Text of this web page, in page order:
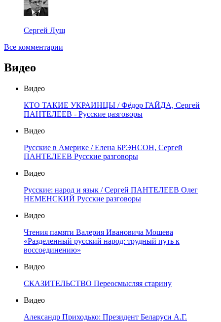
Сергей Лущ
Все комментарии
Видео
Видео
КТО ТАКИЕ УКРАИНЦЫ / Фёдор ГАЙДА, Сергей
ПАНТЕЛЕЕВ - Русские разговоры
Видео
Русские в Америке / Елена БРЭНСОН, Сергей
ПАНТЕЛЕЕВ Русские разговоры
Видео
Русские: народ и язык / Сергей ПАНТЕЛЕЕВ Олег
НЕМЕНСКИЙ Русские разговоры
Видео
Чтения памяти Валерия Ивановича Мошева
«Разделенный русский народ: трудный путь к
воссоединению»
Видео
СКАЗИТЕЛЬСТВО Переосмысляя старину
Видео
Александр Приходько: Президент Беларуси А.Г.